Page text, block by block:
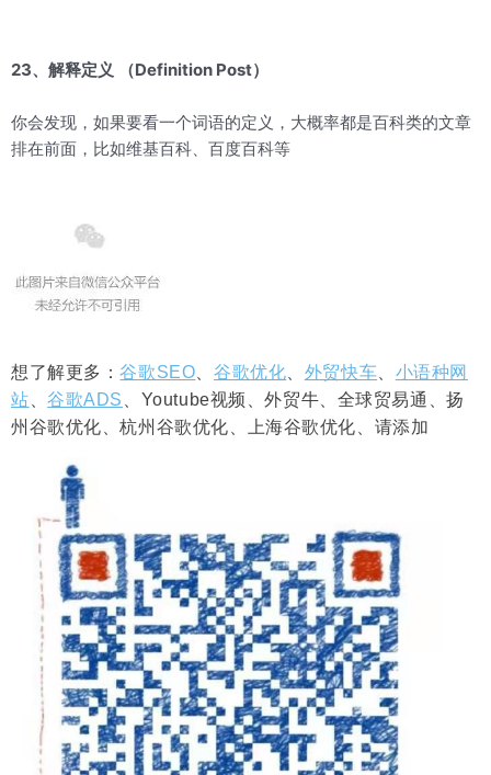
23、解释定义 （Definition Post）
你会发现，如果要看一个词语的定义，大概率都是百科类的文章
排在前面，比如维基百科、百度百科等
想了解更多：谷歌SEO 谷歌优化 外贸快车
小语种网
站 、谷歌ADS
、Youtube视频、外贸牛、全球贸易通、扬
州谷歌优化、杭州谷歌优化、上海谷歌优化、请添加